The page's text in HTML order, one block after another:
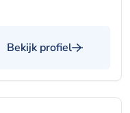
Bekijk profiel